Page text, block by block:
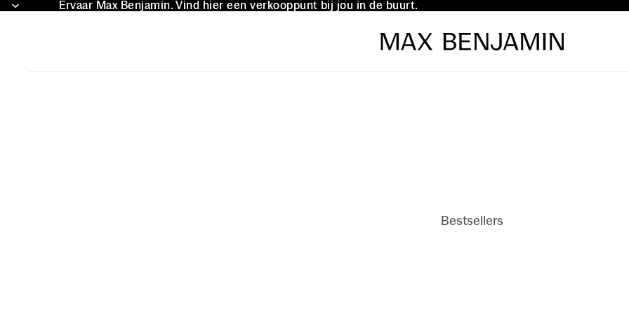
Ervaar Max Benjamin. Vind hier een verkooppunt bij jou in de buurt.
Ervaar Max Benjamin. Vind hier een verkooppunt bij jou in de buurt.
Bestsellers